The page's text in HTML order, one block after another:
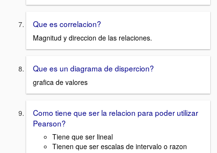
Que es correlacion?
Magnitud y direccion de las relaciones.
Que es un diagrama de dispercion?
grafica de valores
Como tiene que ser la relacion para poder utilizar
Pearson?
Tiene que ser lineal
Tienen que ser escalas de intervalo o razon